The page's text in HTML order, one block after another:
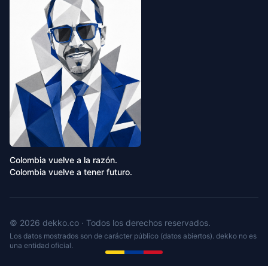
Colombia vuelve a la razón.
Colombia vuelve a tener futuro.
© 2026 dekko.co · Todos los derechos reservados.
Los datos mostrados son de carácter público (datos abiertos). dekko no es
una entidad oficial.